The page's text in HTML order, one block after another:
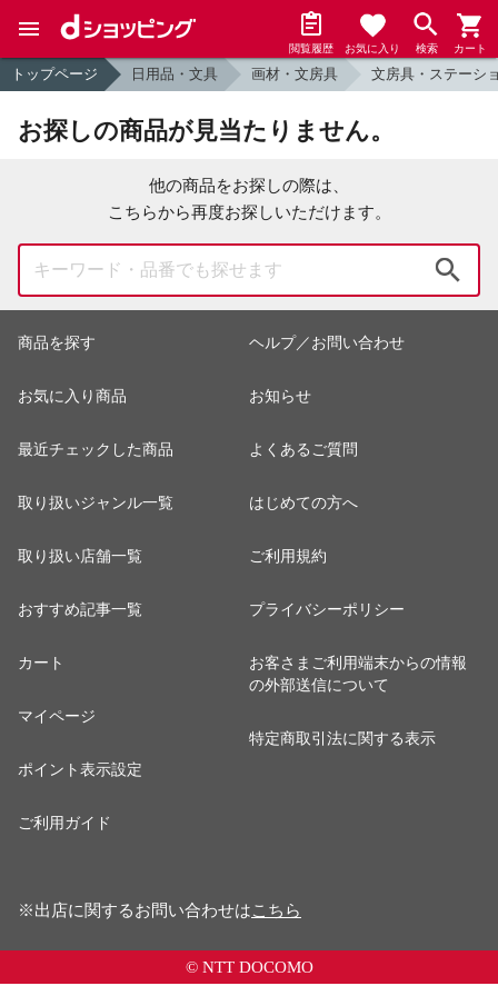
閲覧履歴 お気に入り 検索 カート
トップページ 日用品・文具 画材・文房具 文房具・ステーシ
お探しの商品が見当たりません。
他の商品をお探しの際は、
こちらから再度お探しいただけます。
商品を探す
お気に入り商品
最近チェックした商品
取り扱いジャンル一覧
取り扱い店舗一覧
おすすめ記事一覧
カート
マイページ
ポイント表示設定
ご利用ガイド
ヘルプ／お問い合わせ
お知らせ
よくあるご質問
はじめての方へ
ご利用規約
プライバシーポリシー
お客さまご利用端末からの情報
の外部送信について
特定商取引法に関する表示
※出店に関するお問い合わせはこちら
© NTT DOCOMO